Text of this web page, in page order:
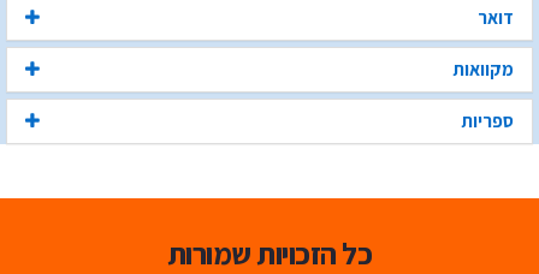
דואר
מקוואות
ספריות
כל הזכויות שמורות